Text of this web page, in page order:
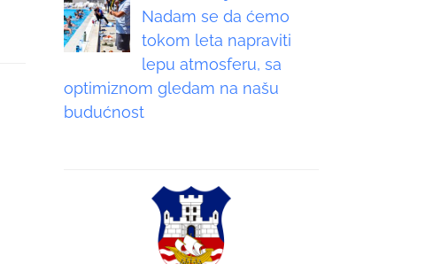
Nadam se da ćemo
tokom leta napraviti
lepu atmosferu, sa
optimiznom gledam na našu
budućnost